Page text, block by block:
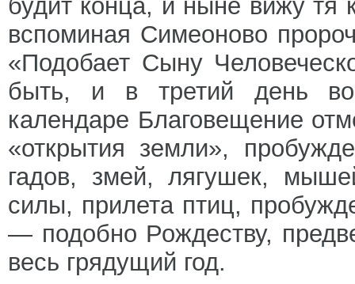
будит конца, и ныне вижу тя
вспоминая Симеоново
«Подобает Сыну
быть, и в третий день
календаре Благовещение
«открытия земли»,
гадов, змей, лягушек,
силы, прилета птиц,
— подобно Рождеству,
весь грядущий год.